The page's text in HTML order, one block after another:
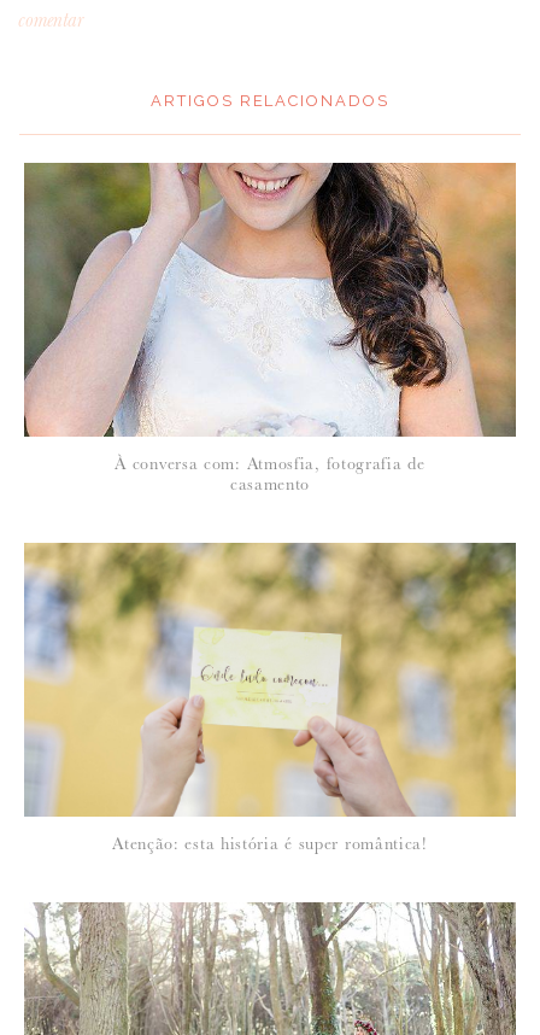
comentar
NOME
Para saber como tratamos e protegemos os seus dados, leia a nossa
política de privacidade
ARTIGOS RELACIONADOS
À conversa com: Atmosfia, fotografia de
casamento
Atenção: esta história é super romântica!